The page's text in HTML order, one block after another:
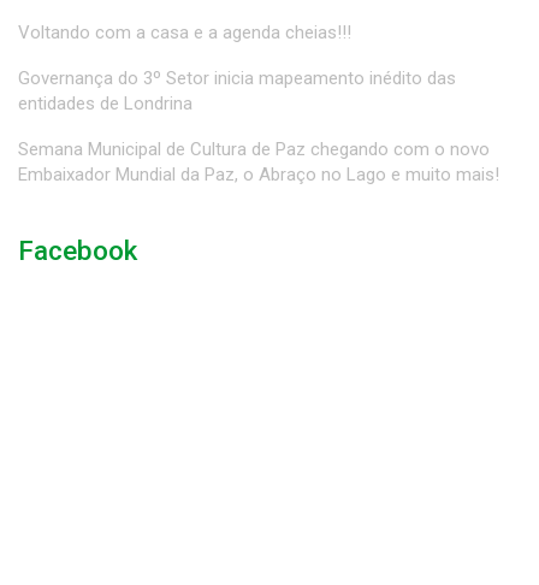
Voltando com a casa e a agenda cheias!!!
Governança do 3º Setor inicia mapeamento inédito das
entidades de Londrina
Semana Municipal de Cultura de Paz chegando com o novo
Embaixador Mundial da Paz, o Abraço no Lago e muito mais!
Facebook